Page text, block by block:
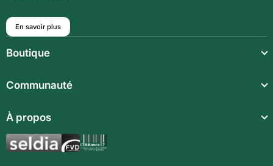
En savoir plus
Boutique
Compléments alimentaires
Boissons techniques
Communauté
À propos